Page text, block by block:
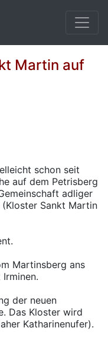
Martin auf
schon seit
auf dem Petrisberg
adliger
Sankt Martin
Martinsberg ans
der neuen
Das Kloster wird
Katharinenufer).